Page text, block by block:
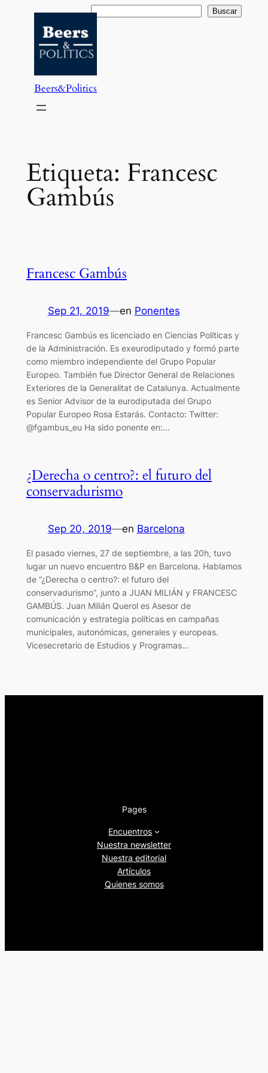
contenido
Buscar Buscar
Beers&Politics
Etiqueta: Francesc
Gambús
Francesc Gambús
Sep 21, 2019—en Ponentes
Francesc Gambús es licenciado en Ciencias Políticas y
de la Administración. Es exeurodiputado y formó parte
como miembro independiente del Grupo Popular
Europeo. También fue Director General de Relaciones
Exteriores de la Generalitat de Catalunya. Actualmente
es Senior Advisor de la eurodiputada del Grupo
Popular Europeo Rosa Estarás. Contacto: Twitter:
@fgambus_eu Ha sido ponente en:…
¿Derecha o centro?: el futuro del
conservadurismo
Sep 20, 2019—en Barcelona
El pasado viernes, 27 de septiembre, a las 20h, tuvo
lugar un nuevo encuentro B&P en Barcelona. Hablamos
de “¿Derecha o centro?: el futuro del
conservadurismo”, junto a JUAN MILIÁN y FRANCESC
GAMBÚS. Juan Milián Querol es Asesor de
comunicación y estrategia políticas en campañas
municipales, autonómicas, generales y europeas.
Vicesecretario de Estudios y Programas…
Pages
Encuentros
Nuestra newsletter
Nuestra editorial
Artículos
Quienes somos